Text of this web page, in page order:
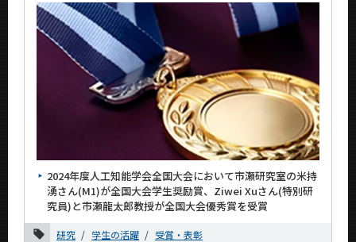
2024年度人工知能学会全国大会において市瀬研究室の米持
湧さん(M1)が全国大会学生奨励賞、Ziwei Xuさん(特別研
究員)と市瀬龍太郎教授が全国大会優秀賞を受賞
研究 学生の活躍
受賞・表彰